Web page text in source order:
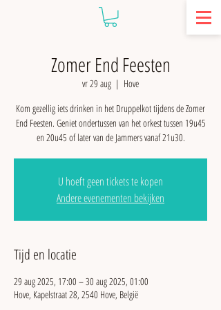
Zomer End Feesten
vr 29 aug
  |
Hove
Kom gezellig iets drinken in het Druppelkot tijdens de Zomer
End Feesten. Geniet ondertussen van het orkest tussen 19u45
en 20u45 of later van de Jammers vanaf 21u30.
U hoeft geen tickets te kopen
Andere evenementen bekijken
Tijd en locatie
29 aug 2025, 17:00 – 30 aug 2025, 01:00
Hove, Kapelstraat 28, 2540 Hove, België